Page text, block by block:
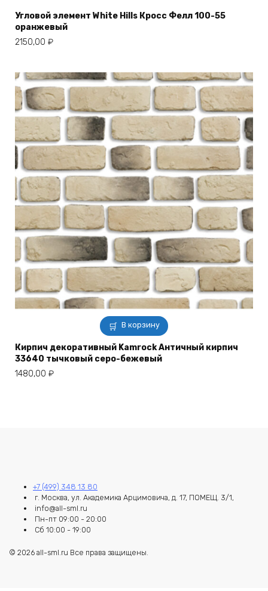
Угловой элемент White Hills Кросс Фелл 100-55
оранжевый
2150,00 ₽
В корзину
Кирпич декоративный Kamrock Античный кирпич
33640 тычковый серо-бежевый
1480,00 ₽
+7 (499) 348 13 80
г. Москва, ул. Академика Арцимовича, д. 17, ПОМЕЩ. 3/1,
info@all-sml.ru
Пн-пт 09:00 - 20:00
Сб 10:00 - 19:00
© 2026 all-sml.ru Все права защищены.